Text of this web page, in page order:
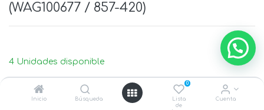
Inicio Búsqueda
0
Lista
de
Cuenta
(WAG100677 / 857-420)
4 Unidades disponible